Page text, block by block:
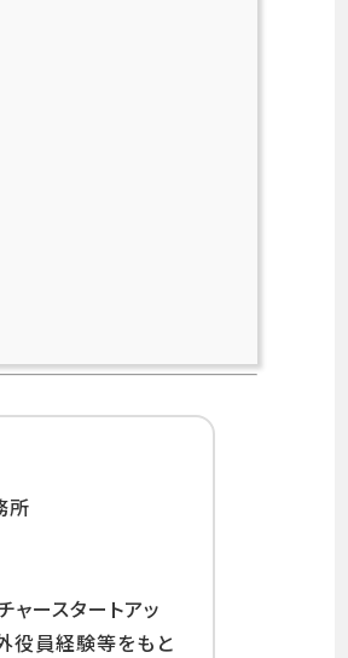
所
ャースタートアッ
役員経験等をもと